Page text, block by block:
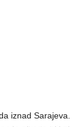
iznad Sarajeva.